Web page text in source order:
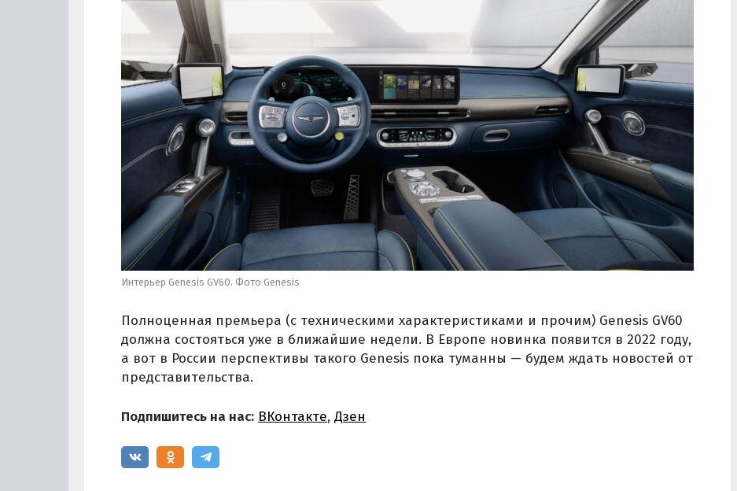
Интерьер Genesis GV60. Фото Genesis
Полноценная премьера (с техническими характеристиками и прочим) Genesis GV60
должна состояться уже в ближайшие недели. В Европе новинка появится в 2022 году,
а вот в России перспективы такого Genesis пока туманны — будем ждать новостей от
представительства.
Подпишитесь на нас: ВКонтакте, Дзен